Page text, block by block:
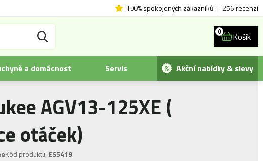
100% spokojených zákazníků | 256 recenzí
0 Košík
a domácnost Servis Akční nabídky & slevy
AGV13-125XE (
otáček)
Kód produktu: ES5419